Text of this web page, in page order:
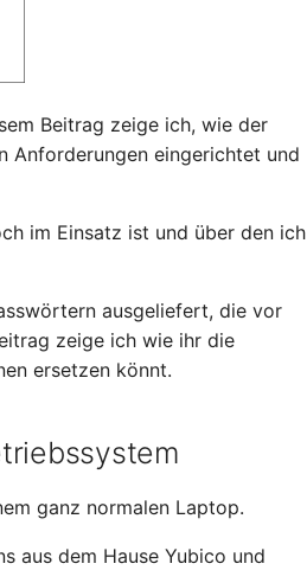
Beitrag zeige ich, wie der
Anforderungen eingerichtet und
im Einsatz ist und über den ich
ausgeliefert, die vor
zeige ich wie ihr die
ersetzen könnt.
ganz normalen Laptop.
aus dem Hause Yubico und